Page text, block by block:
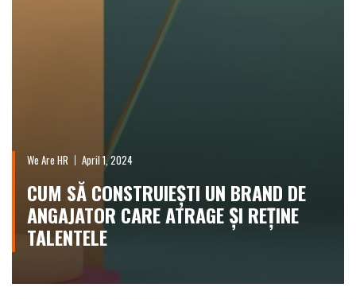
We Are HR April 1, 2024
CUM SĂ CONSTRUIEȘTI UN BRAND DE
ANGAJATOR CARE ATRAGE ȘI REȚINE
TALENTELE